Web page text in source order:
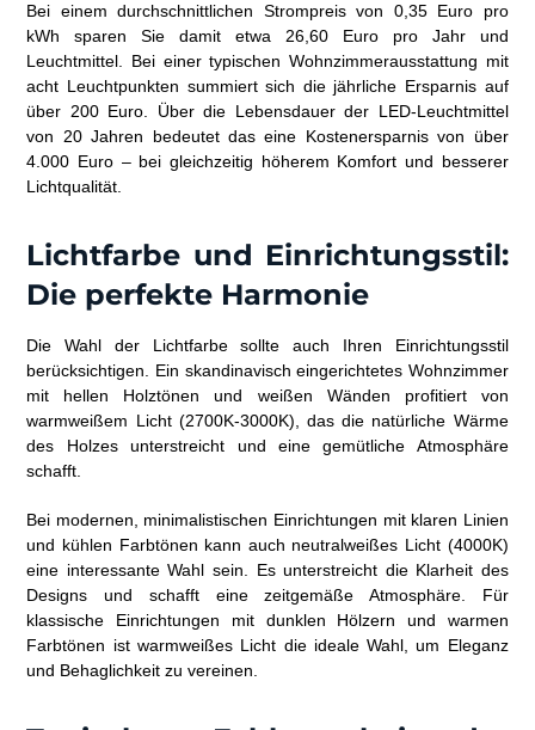
Bei einem durchschnittlichen Strompreis von 0,35 Euro pro
kWh sparen Sie damit etwa 26,60 Euro pro Jahr und
Leuchtmittel. Bei einer typischen Wohnzimmerausstattung mit
acht Leuchtpunkten summiert sich die jährliche Ersparnis auf
über 200 Euro. Über die Lebensdauer der LED-Leuchtmittel
von 20 Jahren bedeutet das eine Kostenersparnis von über
4.000 Euro – bei gleichzeitig höherem Komfort und besserer
Lichtqualität.
Lichtfarbe und Einrichtungsstil:
Die perfekte Harmonie
Die Wahl der Lichtfarbe sollte auch Ihren Einrichtungsstil
berücksichtigen. Ein skandinavisch eingerichtetes Wohnzimmer
mit hellen Holztönen und weißen Wänden profitiert von
warmweißem Licht (2700K-3000K), das die natürliche Wärme
des Holzes unterstreicht und eine gemütliche Atmosphäre
schafft.
Bei modernen, minimalistischen Einrichtungen mit klaren Linien
und kühlen Farbtönen kann auch neutralweißes Licht (4000K)
eine interessante Wahl sein. Es unterstreicht die Klarheit des
Designs und schafft eine zeitgemäße Atmosphäre. Für
klassische Einrichtungen mit dunklen Hölzern und warmen
Farbtönen ist warmweißes Licht die ideale Wahl, um Eleganz
und Behaglichkeit zu vereinen.